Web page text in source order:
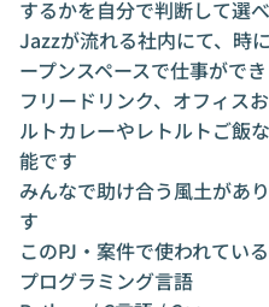
するかを自分で判断して選
Jazzが流れる社内にて、時
ープンスペースで仕事がで
フリードリンク、オフィス
ルトカレーやレトルトご飯
能です
みんなで助け合う風土があ
す
このPJ・案件で使われてい
プログラミング言語